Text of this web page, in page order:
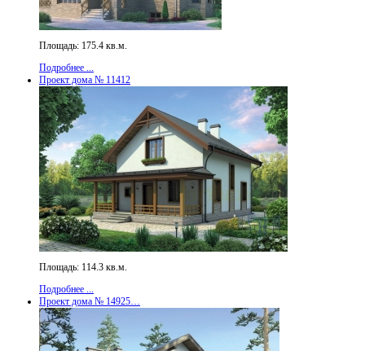
Площадь: 175.4 кв.м.
Подробнее ...
Проект дома № 11412
Площадь: 114.3 кв.м.
Подробнее ...
Проект дома № 14925…